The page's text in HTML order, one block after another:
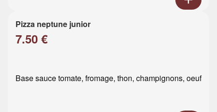
Pizza neptune junior
7.50 €
Base sauce tomate, fromage, thon, champignons, oeuf